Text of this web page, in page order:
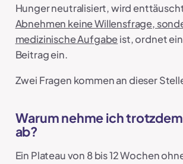
Hunger neutralisiert, wird
Abnehmen keine Willensfrage,
medizinische Aufgabeist, ordnet
Beitrag ein.
Zwei Fragen kommen an dieser
Warum nehme ich
ab?
Ein Plateau von 8 bis 12 Wochen